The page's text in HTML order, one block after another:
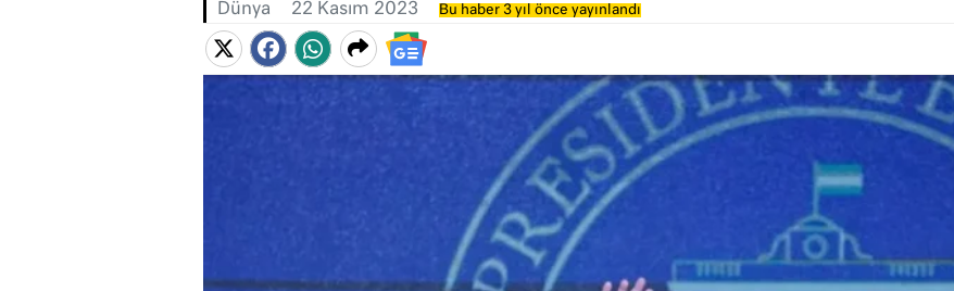
Dünya 22 Kasım 2023 Bu haber 3 yıl önce yayınlandı